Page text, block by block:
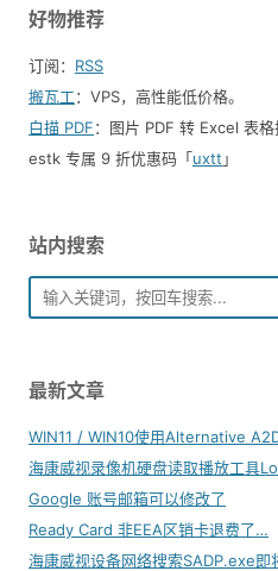
好物推荐
订阅： RSS
搬瓦工：VPS，高性能低价格。️
白描 PDF：图片 PDF 转 Excel 表
estk 专属 9 折优惠码「uxtt 」
站内搜索
最新文章
WIN11 / WIN10使用Alternative
海康威视录像机硬盘读取播放工具
Google 账号邮箱可以修改了
Ready Card 非EEA区销卡退费了…
海康威视设备网络搜索SADP.exe即